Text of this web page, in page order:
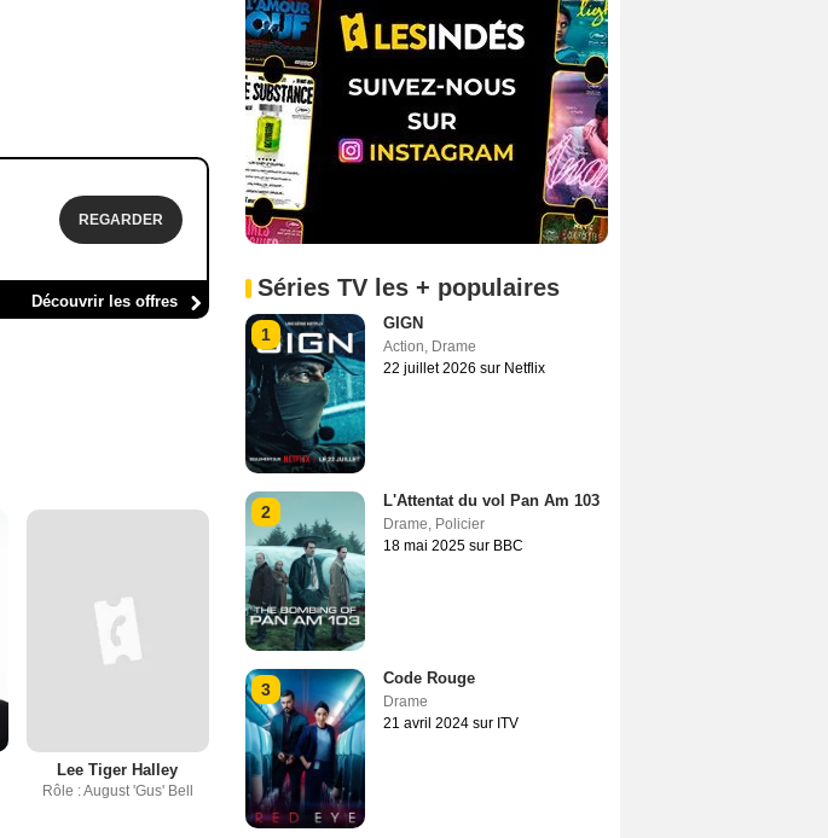
REGARDER
Découvrir les offres
Lee Tiger Halley
Rôle : August 'Gus' Bell
Séries TV les + populaires
1
GIGN
Action, Drame
22 juillet 2026 sur Netflix
2
L'Attentat du vol Pan Am 103
Drame, Policier
18 mai 2025 sur BBC
3
Code Rouge
Drame
21 avril 2024 sur ITV